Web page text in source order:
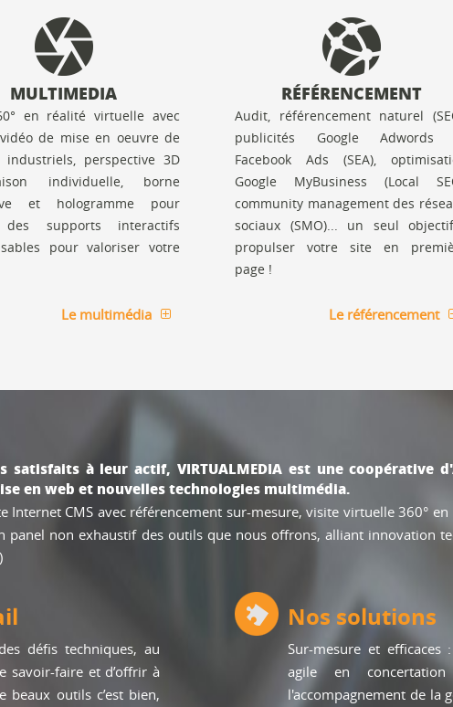
MULTIMEDIA
en réalité virtuelle avec
de mise en oeuvre de
industriels, perspective 3D
individuelle, borne
et hologramme pour
des supports interactifs
pour valoriser votre
Le multimédia
RÉFÉRENCEMENT
Audit, référencement naturel
publicités Google Adwords
Facebook Ads (SEA),
Google MyBusiness (Local
community management des
sociaux (SMO)... un seul
propulser votre site en
page !
Le référencement
à leur actif, VIRTUALMEDIA est une coopérative
en web et nouvelles technologies multimédia.
Internet CMS avec référencement sur-mesure, visite virtuelle 360°
panel non exhaustif des outils que nous offrons, alliant innovation
défis techniques, au
savoir-faire et d’offrir à
beaux outils c’est bien,
Nos solutions
Sur-mesure et efficaces
agile en
l'accompagnement de la